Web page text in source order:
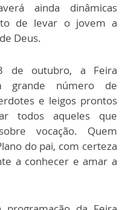
ainda dinâmicas
de levar o jovem a
Deus.
outubro, a Feira
grande número de
e leigos prontos
todos aqueles que
vocação. Quem
do pai, com certeza
a conhecer e amar a